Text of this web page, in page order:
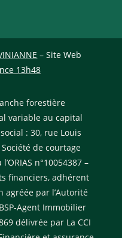
– Site Web
13h48
forestière
variable au capital
: 30, rue Louis
de courtage
n°10054387 –
financiers, adhérent
agréée par l’Autorité
Agent Immobilier
délivrée par La CCI